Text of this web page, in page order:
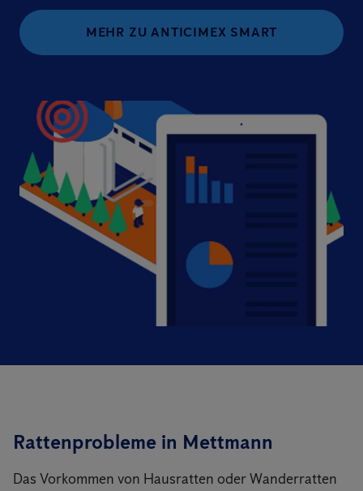
MEHR ZU ANTICIMEX SMART
Rattenprobleme in Mettmann
Das Vorkommen von Hausratten oder Wanderratten